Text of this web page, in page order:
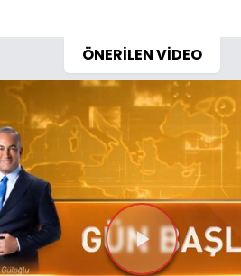
ÖNERİLEN VİDEO
Videoyu